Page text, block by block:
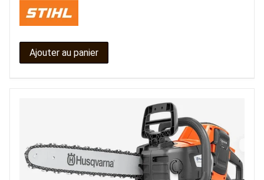
Ajouter au panier